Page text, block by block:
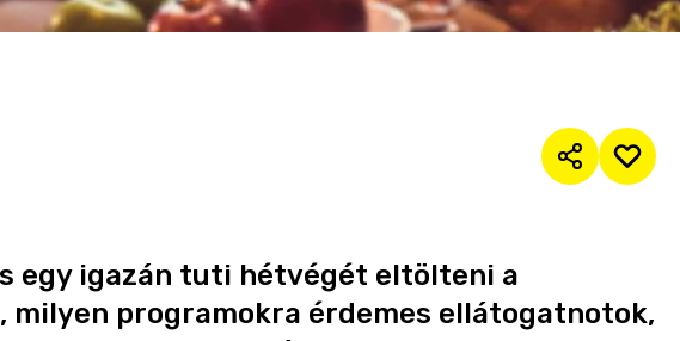
egy igazán tuti hétvégét eltölteni a
milyen programokra érdemes ellátogatnotok,